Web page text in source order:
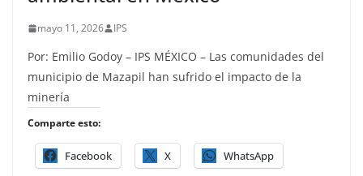
mayo 11, 2026 IPS
Por: Emilio Godoy – IPS MÉXICO – Las comunidades del
municipio de Mazapil han sufrido el impacto de la
minería
Comparte esto:
Facebook X WhatsApp